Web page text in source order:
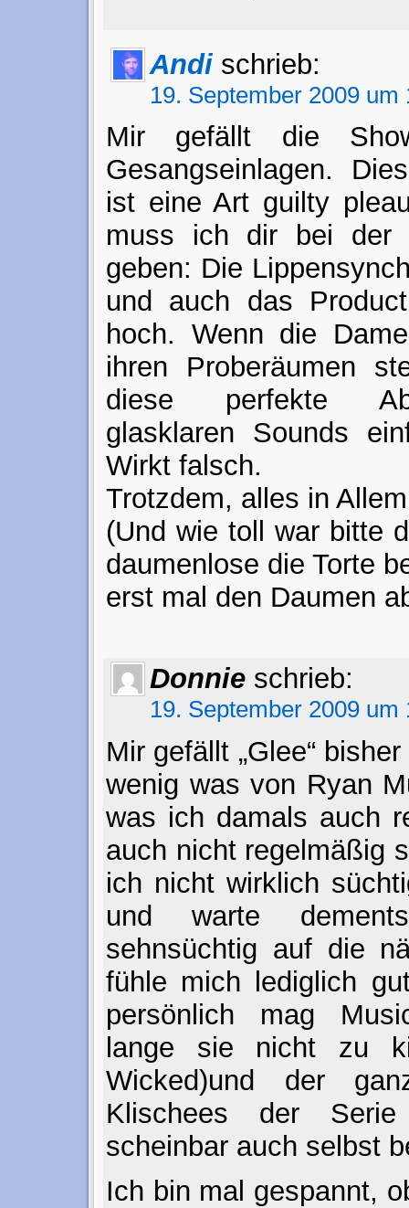
Andi schrieb:
19. September 2009 um
Mir gefällt die
Gesangseinlagen.
ist eine Art guilty
muss ich dir bei der
geben: Die
und auch das
hoch. Wenn die
ihren Proberäumen
diese perfekte
glasklaren Sounds
Wirkt falsch.
Trotzdem, alles in
(Und wie toll war bitte
daumenlose die Torte
erst mal den Daumen
Donnie schrieb:
19. September 2009 um
Mir gefällt „Glee“
wenig was von Ryan
was ich damals auch
auch nicht regelmäßig
ich nicht wirklich
und warte
sehnsüchtig auf die
fühle mich lediglich
persönlich mag
lange sie nicht zu
Wicked)und der
Klischees der
scheinbar auch selbst
Ich bin mal gespannt,